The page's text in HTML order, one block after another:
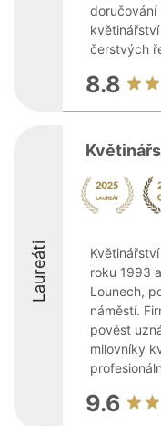
doručování
čerstvých
8.8
Laureáti
roku 1993
Lounech,
náměstí.
pověst
milovníky
9.6